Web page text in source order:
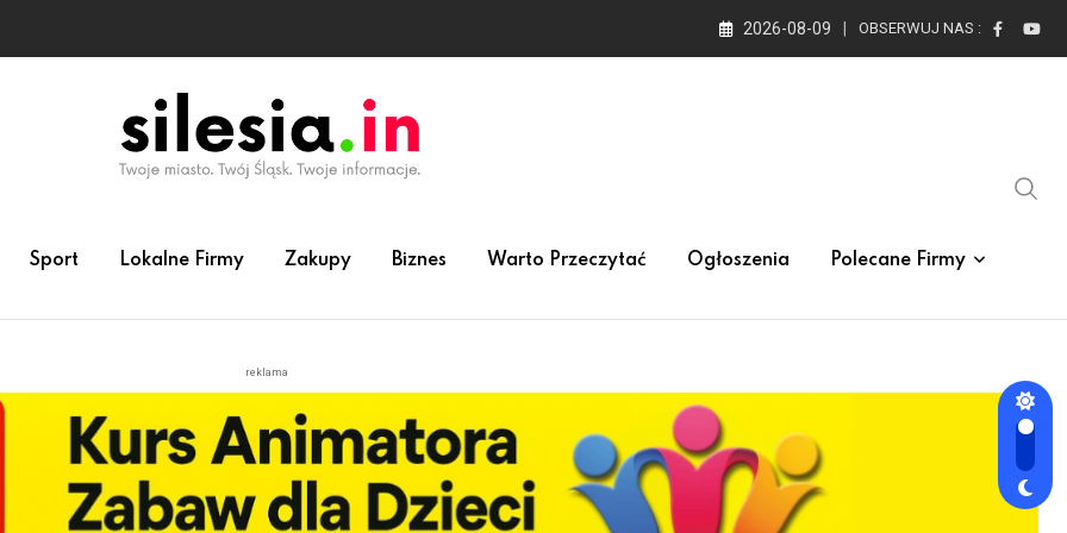
zabaw dla dzieci 2026-08-09 OBSERWUJ NAS :
Sport Lokalne Firmy Zakupy Biznes Warto Przeczytać Ogłoszenia Polecane Firmy
reklama